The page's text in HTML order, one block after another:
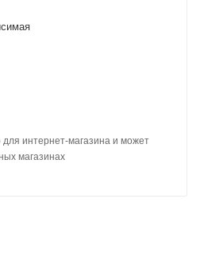
для интернет-магазина и может
магазинах